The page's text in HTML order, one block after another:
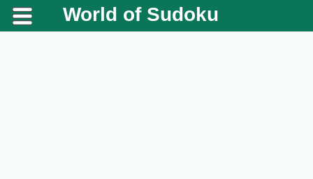
World of Sudoku